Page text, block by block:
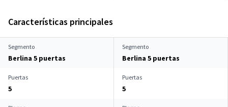
Características principales
Segmento
Berlina 5 puertas
Segmento
Berlina 5 puertas
Puertas
5
Puertas
5